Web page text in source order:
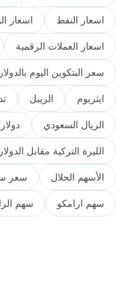
اسعار النفط اسعار
اسعار العملات الرقمية
سعر البتكوين اليوم بالدولار
ايثريوم الريبل
الريال السعودي
الليرة التركية مقابل الدولار
الأسهم الحلال سعر
سهم ارامكو سهم